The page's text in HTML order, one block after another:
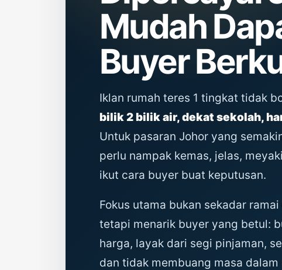
Mudah
Buyer
Iklan rumah teres 1 tingkat tidak
bilik 2 bilik air, dekat sekolah,
Untuk pasaran Johor yang
perlu nampak kemas, jelas,
ikut cara buyer buat keputusan.
Fokus utama bukan sekadar
tetapi menarik buyer yang betul:
harga, layak dari segi pinjaman,
dan tidak membuang masa